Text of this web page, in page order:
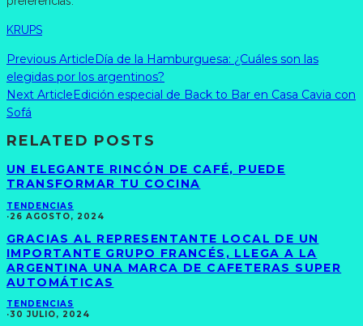
KRUPS
Previous ArticleDía de la Hamburguesa: ¿Cuáles son las
elegidas por los argentinos?
Next ArticleEdición especial de Back to Bar en Casa Cavia con
Sofá
RELATED POSTS
UN ELEGANTE RINCÓN DE CAFÉ, PUEDE
TRANSFORMAR TU COCINA
TENDENCIAS
·26 AGOSTO, 2024
GRACIAS AL REPRESENTANTE LOCAL DE UN
IMPORTANTE GRUPO FRANCÉS, LLEGA A LA
ARGENTINA UNA MARCA DE CAFETERAS SUPER
AUTOMÁTICAS
TENDENCIAS
·30 JULIO, 2024